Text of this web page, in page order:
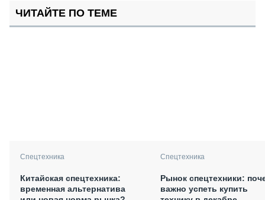
ЧИТАЙТЕ ПО ТЕМЕ
Спецтехника
Китайская спецтехника:
временная альтернатива
Спецтехника
Рынок спецтехники:
важно успеть купить